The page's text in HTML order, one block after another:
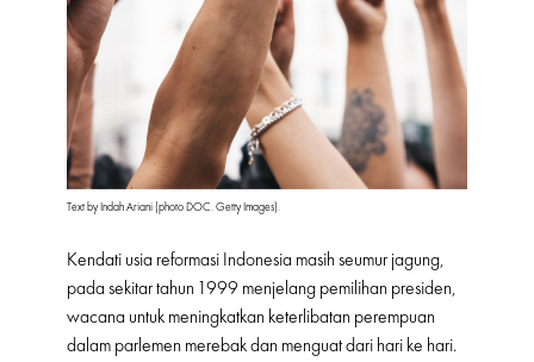
Text by Indah Ariani (photo DOC. Getty Images).
Kendati usia reformasi Indonesia masih seumur jagung,
pada sekitar tahun 1999 menjelang pemilihan presiden,
wacana untuk meningkatkan keterlibatan perempuan
dalam parlemen merebak dan menguat dari hari ke hari.